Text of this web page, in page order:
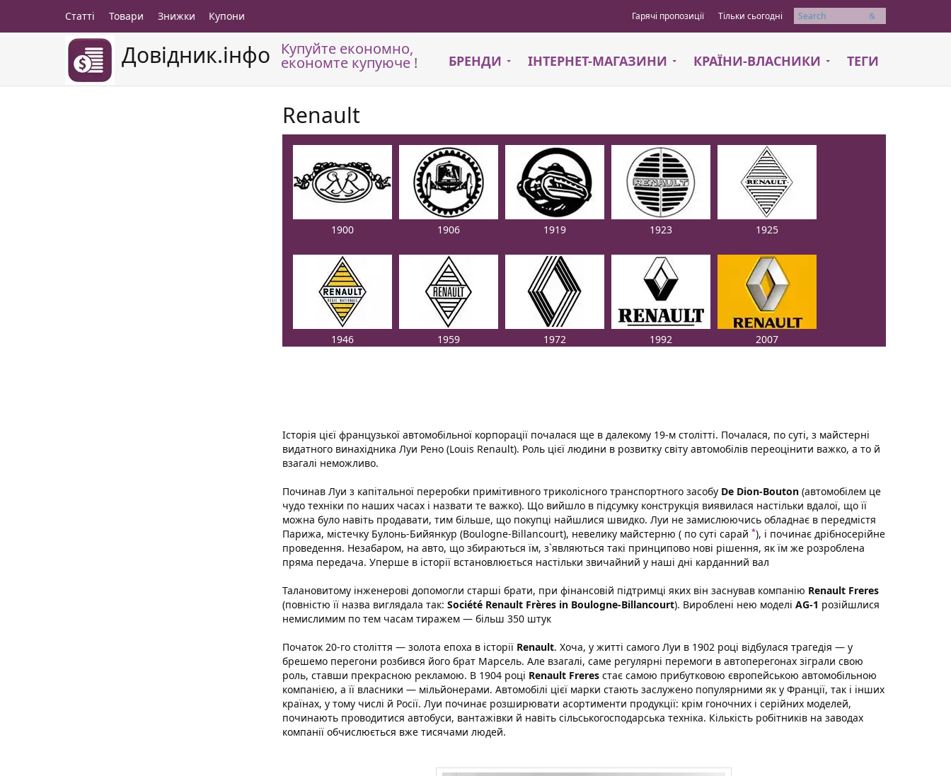
Довідник.інфо Купуйте економно,
економте купуюче ! БРЕНДИ ІНТЕРНЕТ-МАГАЗИНИ КРАЇНИ-ВЛАСНИКИ ТЕГИ
Статті Товари Знижки Купони Гарячі пропозиції Тільки сьогодні Пошук
Renault
1900 1906 1919 1923 1925
1946 1959 1972 1992 2007
Історія цієї французької автомобільної корпорації почалася ще в далекому 19-м столітті. Почалася, по суті, з майстерні
видатного винахідника Луи Рено (Louis Renault). Роль цієї людини в розвитку світу автомобілів переоцінити важко, а то й
взагалі неможливо.
Починав Луи з капітальної переробки примітивного триколісного транспортного засобу De Dion-Bouton(автомобілем це
чудо техніки по наших часах і назвати те важко). Що вийшло в підсумку конструкція виявилася настільки вдалої, що її
можна було навіть продавати, тим більше, що покупці найшлися швидко. Луи не замислюючись обладнає в передмістя
Парижа, містечку Булонь-Бийянкур (Boulogne-Billancourt), невелику майстерню ( по суті сарай *), і починає дрібносерійне
проведення. Незабаром, на авто, що збираються їм, з`являються такі принципово нові рішення, як їм же розроблена
пряма передача. Уперше в історії встановлюється настільки звичайний у наші дні карданний вал
Талановитому інженерові допомогли старші брати, при фінансовій підтримці яких він заснував компанію Renault Freres
(повністю її назва виглядала так: Société Renault Frères in Boulogne-Billancourt). Вироблені нею моделі AG-1 розійшлися
немислимим по тем часам тиражем — більш 350 штук
Початок 20-го століття — золота епоха в історії Renault. Хоча, у житті самого Луи в 1902 році відбулася трагедія — у
брешемо перегони розбився його брат Марсель. Але взагалі, саме регулярні перемоги в автоперегонах зіграли свою
роль, ставши прекрасною рекламою. В 1904 році Renault Freresстає самою прибутковою європейською автомобільною
компанією, а її власники — мільйонерами. Автомобілі цієї марки стають заслужено популярними як у Франції, так і інших
країнах, у тому числі й Росії. Луи починає розширювати асортименти продукції: крім гоночних і серійних моделей,
починають проводитися автобуси, вантажівки й навіть сільськогосподарська техніка. Кількість робітників на заводах
компанії обчислюється вже тисячами людей.